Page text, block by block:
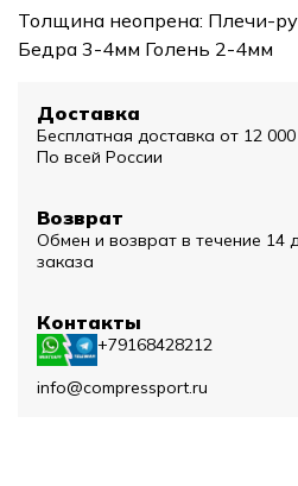
Толщина неопрена: Плечи-
Бедра 3-4мм Голень 2-4мм
Доставка
Бесплатная доставка от 12
По всей России
Возврат
Обмен и возврат в течение 14
заказа
Контакты
+79168428212
info@compressport.ru